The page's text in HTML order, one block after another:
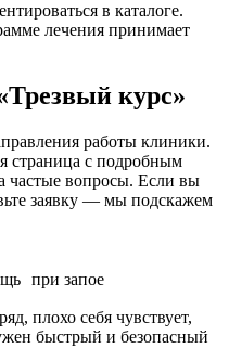
в каталоге.
лечения принимает
курс»
работы клиники.
страница с подробным
частые вопросы. Если вы
заявку — мы подскажем
при запое
плохо себя чувствует,
быстрый и безопасный